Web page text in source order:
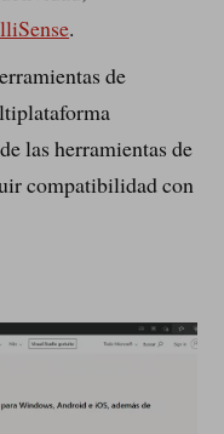
.
de
las herramientas de
compatibilidad con